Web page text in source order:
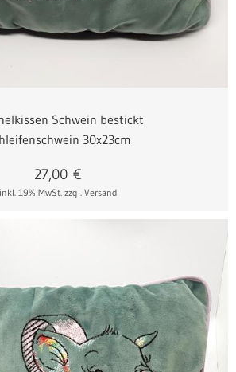
Schwein bestickt
30x23cm
inkl. 19% MwSt. zzgl. Versand
27,00 €